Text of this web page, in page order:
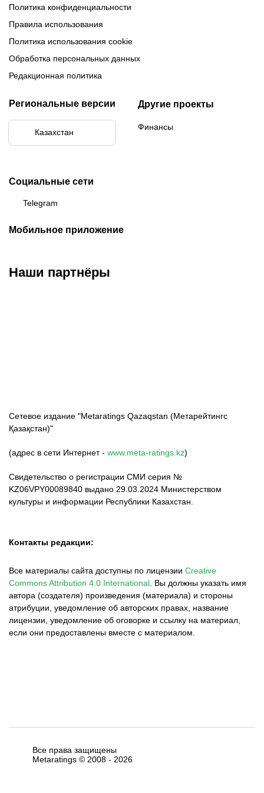
Политика конфиденциальности
Правила использования
Политика использования cookie
Обработка персональных данных
Редакционная политика
Региональные версии
Казахстан
Другие проекты
Финансы
Социальные сети
Telegram
Мобильное приложение
Наши партнёры
Сетевое издание "Metaratings Qazaqstan (Метарейтингс
Қазақстан)"
(адрес в сети Интернет - www.meta-ratings.kz)
Свидетельство о регистрации СМИ серия №
KZ06VPY00089840 выдано 29.03.2024 Министерством
культуры и информации Республики Казахстан.
Контакты редакции:
Все материалы сайта доступны по лицензии Creative
Commons Attribution 4.0 International. Вы должны указать имя
автора (создателя) произведения (материала) и стороны
атрибуции, уведомление об авторских правах, название
лицензии, уведомление об оговорке и ссылку на материал,
если они предоставлены вместе с материалом.
Все права защищены
Metaratings © 2008 - 2026